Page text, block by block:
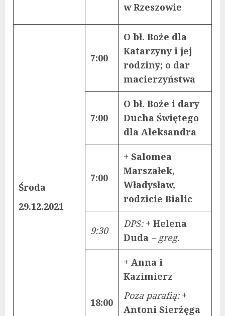
w Rzeszowie
Środa
29.12.2021
7:00
O bł. Boże dla
Katarzyny i jej
rodziny; o dar
macierzyństwa
7:00
O bł. Boże i dary
Ducha Świętego
dla Aleksandra
7:00
+ Salomea
Marszałek,
Władysław,
rodzicie Bialic
9:30
DPS: + Helena
Duda – greg.
18:00
+ Anna i
Kazimierz
Poza parafią: +
Antoni Sierżęga